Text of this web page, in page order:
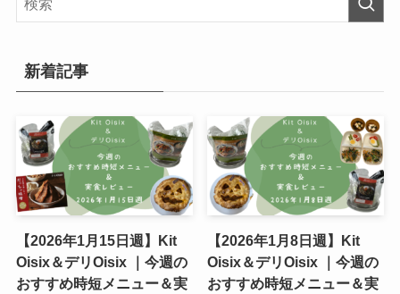
新着記事
【2026年1月15日週】Kit
Oisix＆デリOisix ｜今週の
おすすめ時短メニュー＆実
【2026年1月8日週】Kit
Oisix＆デリOisix ｜今週の
おすすめ時短メニュー＆実